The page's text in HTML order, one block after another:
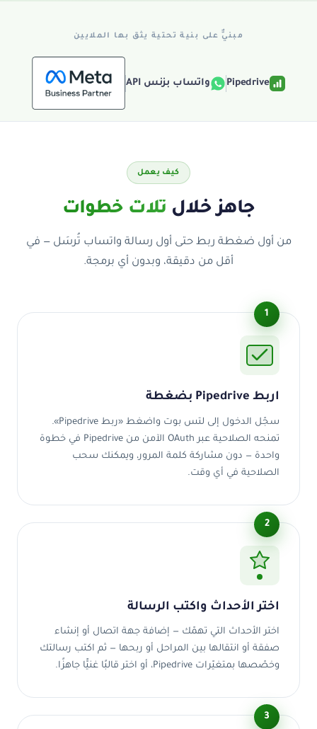
مبنيٌّ على بنية تحتية يثق بها الملايين
Pipedrive واتساب بزنس API
كيف يعمل
جاهز خلال ثلاث خطوات
من أول ضغطة ربط حتى أول رسالة واتساب تُرسَل — في
أقل من دقيقة، وبدون أي برمجة.
1
اربط Pipedrive بضغطة
سجّل الدخول إلى لتس بوت واضغط «ربط Pipedrive».
تمنحه الصلاحية عبر OAuth الآمن من Pipedrive في خطوة
واحدة — دون مشاركة كلمة المرور، ويمكنك سحب
الصلاحية في أي وقت.
2
اختر الأحداث واكتب الرسالة
اختر الأحداث التي تهمّك — إضافة جهة اتصال أو إنشاء
صفقة أو انتقالها بين المراحل أو ربحها — ثم اكتب رسالتك
وخصّصها بمتغيّرات Pipedrive، أو اختر قالبًا غنيًّا جاهزًا.
3